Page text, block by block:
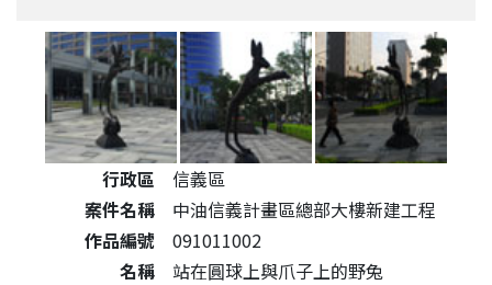
公共藝術作品詳細資料
行政區
信義區
案件名稱
中油信義計畫區總部大樓新建工程
作品編號
091011002
名稱
站在圓球上與爪子上的野兔